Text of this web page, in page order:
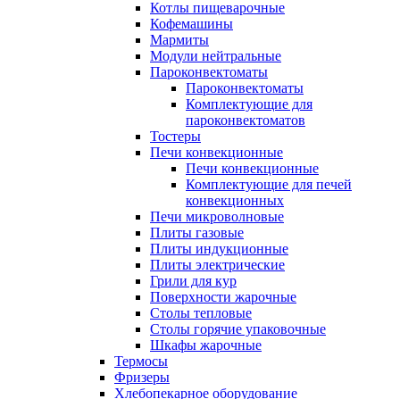
Котлы пищеварочные
Кофемашины
Мармиты
Модули нейтральные
Пароконвектоматы
Пароконвектоматы
Комплектующие для
пароконвектоматов
Тостеры
Печи конвекционные
Печи конвекционные
Комплектующие для печей
конвекционных
Печи микроволновые
Плиты газовые
Плиты индукционные
Плиты электрические
Грили для кур
Поверхности жарочные
Столы тепловые
Столы горячие упаковочные
Шкафы жарочные
Термосы
Фризеры
Хлебопекарное оборудование